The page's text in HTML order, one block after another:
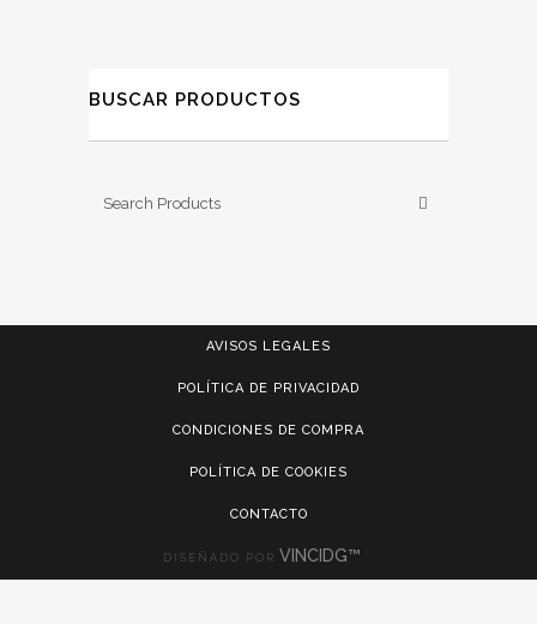
BUSCAR PRODUCTOS
AVISOS LEGALES
POLÍTICA DE PRIVACIDAD
CONDICIONES DE COMPRA
POLÍTICA DE COOKIES
CONTACTO
DISEÑADO POR VINCIDG™